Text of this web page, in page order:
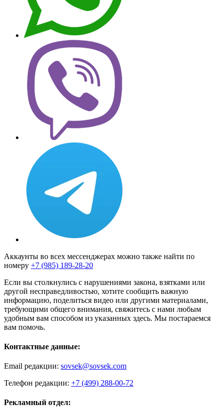
Аккаунты во всех мессенджерах можно также найти по
номеру +7 (985) 189-28-20
Если вы столкнулись с нарушениями закона, взятками или
другой несправедливостью, хотите сообщить важную
информацию, поделиться видео или другими материалами,
требующими общего внимания, свяжитесь с нами любым
удобным вам способом из указанных здесь. Мы постараемся
вам помочь.
Контактные данные:
Email редакции: sovsek@sovsek.com
Телефон редакции: +7 (499) 288-00-72
Рекламный отдел: